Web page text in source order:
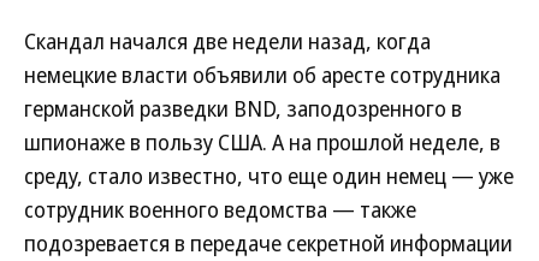
Скандал начался две недели назад, когда
немецкие власти объявили об аресте сотрудника
германской разведки BND, заподозренного в
шпионаже в пользу США. А на прошлой неделе, в
среду, стало известно, что еще один немец — уже
сотрудник военного ведомства — также
подозревается в передаче секретной информации